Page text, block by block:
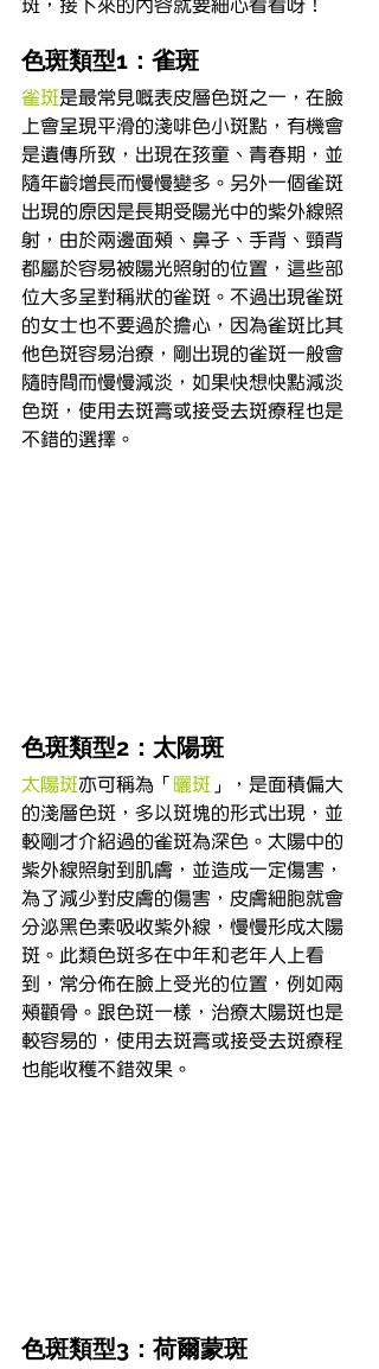
斑，接下來的內容就要細心看看呀！
色斑類型1：雀斑
雀斑是最常見嘅表皮層色斑之一，在臉
上會呈現平滑的淺啡色小斑點，有機會
是遺傳所致，出現在孩童、青春期，並
隨年齡增長而慢慢變多。另外一個雀斑
出現的原因是長期受陽光中的紫外線照
射，由於兩邊面頰、鼻子、手背、頸背
都屬於容易被陽光照射的位置，這些部
位大多呈對稱狀的雀斑。不過出現雀斑
的女士也不要過於擔心，因為雀斑比其
他色斑容易治療，剛出現的雀斑一般會
隨時間而慢慢減淡，如果快想快點減淡
色斑，使用去斑膏或接受去斑療程也是
不錯的選擇。
色斑類型2：太陽斑
太陽斑亦可稱為「 曬斑 」，是面積偏大
的淺層色斑，多以斑塊的形式出現，並
較剛才介紹過的雀斑為深色。太陽中的
紫外線照射到肌膚，並造成一定傷害，
為了減少對皮膚的傷害，皮膚細胞就會
分泌黑色素吸收紫外線，慢慢形成太陽
斑。此類色斑多在中年和老年人上看
到，常分佈在臉上受光的位置，例如兩
頰顴骨。跟色斑一樣，治療太陽斑也是
較容易的，使用去斑膏或接受去斑療程
也能收穫不錯效果。
色斑類型3：荷爾蒙斑